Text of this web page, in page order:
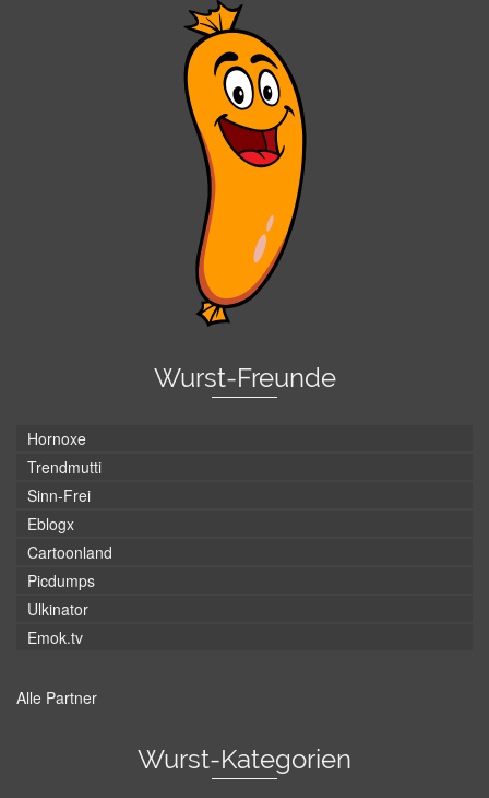
Wurst-Freunde
Hornoxe
Trendmutti
Sinn-Frei
Eblogx
Cartoonland
Picdumps
Ulkinator
Emok.tv
Alle Partner
Wurst-Kategorien